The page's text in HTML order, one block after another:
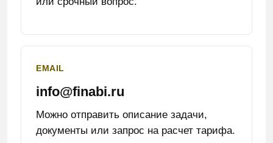
EMAIL
info@finabi.ru
Можно отправить описание задачи,
документы или запрос на расчет тарифа.